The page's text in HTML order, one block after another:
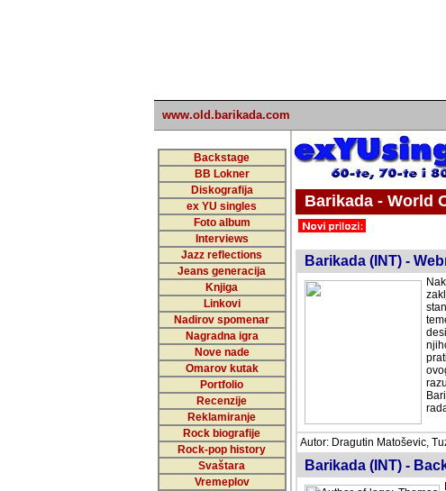
www.old.barikada.com
Backstage
BB Lokner
Diskografija
ex YU singles
Foto album
Interviews
Jazz reflections
Jeans generacija
Knjiga
Linkovi
Nadirov spomenar
Nagradna igra
Nove nade
Omarov kutak
Portfolio
Recenzije
Reklamiranje
Rock biografije
Rock-pop history
Svaštara
Vremeplov
Barikada - World
Barikada (INT) -
Autor: Dragutin Matoševic,
Barikada (INT) -